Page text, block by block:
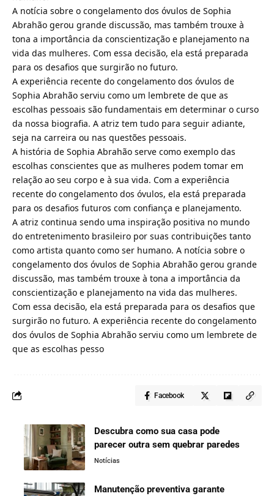
A notícia sobre o congelamento dos óvulos de Sophia
Abrahão gerou grande discussão, mas também trouxe à
tona a importância da conscientização e planejamento na
vida das mulheres. Com essa decisão, ela está preparada
para os desafios que surgirão no futuro.
A experiência recente do congelamento dos óvulos de
Sophia Abrahão serviu como um lembrete de que as
escolhas pessoais são fundamentais em determinar o curso
da nossa biografia. A atriz tem tudo para seguir adiante,
seja na carreira ou nas questões pessoais.
A história de Sophia Abrahão serve como exemplo das
escolhas conscientes que as mulheres podem tomar em
relação ao seu corpo e à sua vida. Com a experiência
recente do congelamento dos óvulos, ela está preparada
para os desafios futuros com confiança e planejamento.
A atriz continua sendo uma inspiração positiva no mundo
do entretenimento brasileiro por suas contribuições tanto
como artista quanto como ser humano. A notícia sobre o
congelamento dos óvulos de Sophia Abrahão gerou grande
discussão, mas também trouxe à tona a importância da
conscientização e planejamento na vida das mulheres.
Com essa decisão, ela está preparada para os desafios que
surgirão no futuro. A experiência recente do congelamento
dos óvulos de Sophia Abrahão serviu como um lembrete de
que as escolhas pesso
Facebook
Descubra como sua casa pode
parecer outra sem quebrar paredes
Notícias
Manutenção preventiva garante